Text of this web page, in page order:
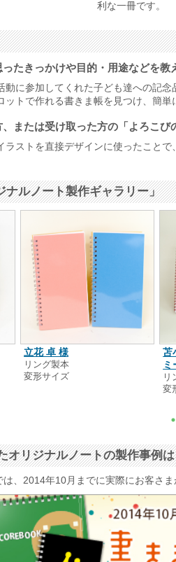
利な一冊です。
たきっかけや目的・用途などを教
動に参加してくれた子ども達への記
トで作れる書きま帳を見つけ、簡単
または受け取った方の「よろこび
ラストを直接デザインに使ったこと
ナルノート製作ギャラリー」
立花 卓 様
リング製本
変形サイズ
苫
ミ
リ
変
オリジナルノートの製作事例
は、2014年10月までに実際にお客さ